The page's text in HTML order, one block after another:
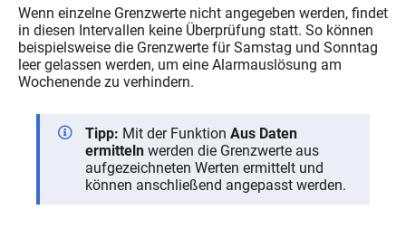
Wenn einzelne Grenzwerte nicht angegeben werden, findet
in diesen Intervallen keine Überprüfung statt. So können
beispielsweise die Grenzwerte für Samstag und Sonntag
leer gelassen werden, um eine Alarmauslösung am
Wochenende zu verhindern.
Tipp: Mit der Funktion Aus Daten
ermitteln werden die Grenzwerte aus
aufgezeichneten Werten ermittelt und
können anschließend angepasst werden.